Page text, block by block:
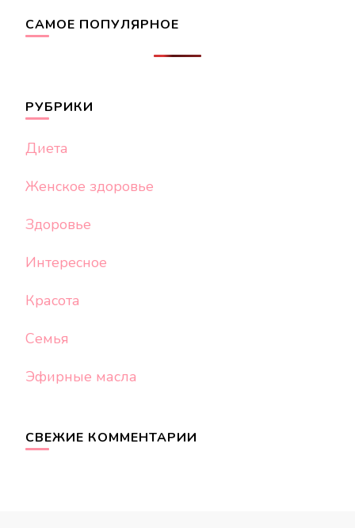
САМОЕ ПОПУЛЯРНОЕ
РУБРИКИ
Диета
Женское здоровье
Здоровье
Интересное
Красота
Семья
Эфирные масла
СВЕЖИЕ КОММЕНТАРИИ